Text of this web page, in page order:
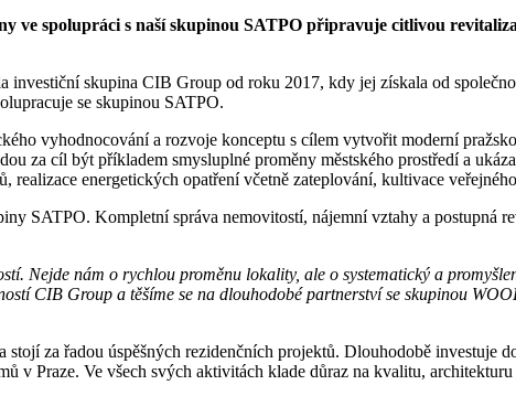
ve spolupráci s naší skupinou SATPO připravuje citlivou
skupina CIB Group od roku 2017, kdy jej získala od
se skupinou SATPO.
vyhodnocování a rozvoje konceptu s cílem vytvořit moderní
za cíl být příkladem smysluplné proměny městského prostředí a
realizace energetických opatření včetně zateplování, kultivace
SATPO. Kompletní správa nemovitostí, nájemní vztahy a postupná
Nejde nám o rychlou proměnu lokality, ale o systematický a
CIB Group a těšíme se na dlouhodobé partnerství se skupinou
za řadou úspěšných rezidenčních projektů. Dlouhodobě investuje
v Praze. Ve všech svých aktivitách klade důraz na kvalitu,